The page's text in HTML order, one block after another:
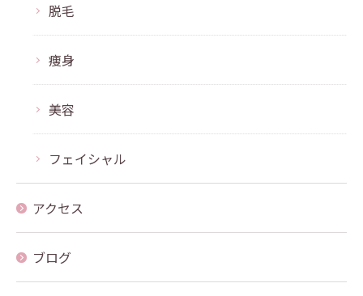
脱毛
痩身
美容
フェイシャル
アクセス
ブログ